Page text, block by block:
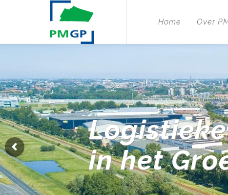
Home Over
in het